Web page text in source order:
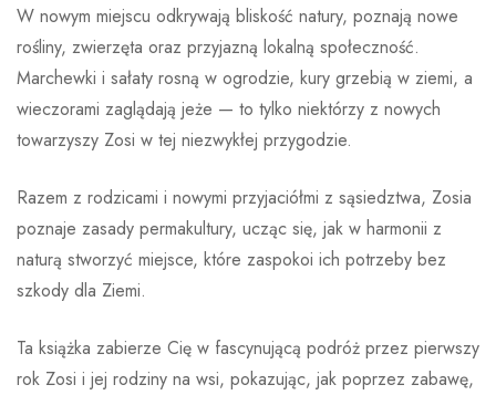
W nowym miejscu odkrywają bliskość natury, poznają nowe
rośliny, zwierzęta oraz przyjazną lokalną społeczność.
Marchewki i sałaty rosną w ogrodzie, kury grzebią w ziemi, a
wieczorami zaglądają jeże — to tylko niektórzy z nowych
towarzyszy Zosi w tej niezwykłej przygodzie.
Razem z rodzicami i nowymi przyjaciółmi z sąsiedztwa, Zosia
poznaje zasady permakultury, ucząc się, jak w harmonii z
naturą stworzyć miejsce, które zaspokoi ich potrzeby bez
szkody dla Ziemi.
Ta książka zabierze Cię w fascynującą podróż przez pierwszy
rok Zosi i jej rodziny na wsi, pokazując, jak poprzez zabawę,